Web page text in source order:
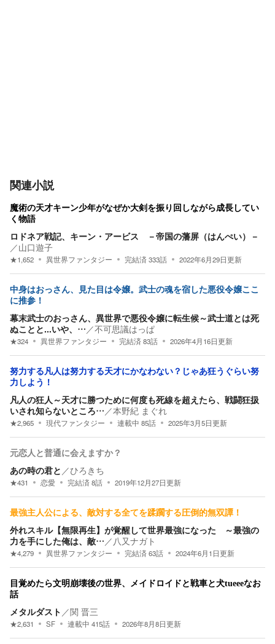
関連小説
魔術の天才キーン少年がなぜか大剣を振り回しながら成長してい
く物語
ロドネア戦記、キーン・アービス －帝国の藩屏（はんぺい）－
／山口遊子
★1,652 異世界ファンタジー 完結済333話 2022年6月29日更新
中身はおっさん、見た目は令嬢。武士の魂を宿した悪役令嬢ここ
に推参！
幕末武士のおっさん、異世界で悪役令嬢に転生候～武士道とは死
ぬことと...いや、… ／不可思議はっぱ
★324 異世界ファンタジー 完結済83話 2026年4月16日更新
努力する凡人は努力する天才にかなわない？じゃあ狂うぐらい努
力しよう！
凡人の狂人～天才に勝つために何度も死線を超えたら、戦闘狂扱
いされ知らないところ… ／本野紀 まぐれ
★2,965 現代ファンタジー 連載中 85話 2025年3月5日更新
元恋人と普通に会えますか？
あの時の君と ／ひろきち
★431 恋愛 完結済8話 2019年12月27日更新
最強主人公による、敵対する全てを蹂躙する圧倒的無双譚！
外れスキル【無限再生】が覚醒して世界最強になった ～最強の
力を手にした俺は、敵… ／ 八又ナガト
★4,279 異世界ファンタジー 完結済63話 2024年6月1日更新
目覚めたら文明崩壊後の世界、メイドロイドと戦車と犬tueeeなお
話
メタルダスト ／関 晋三
★2,631 SF 連載中 415話 2026年8月8日更新